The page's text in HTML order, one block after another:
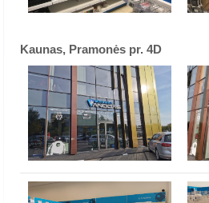
Kaunas, Pramonės pr. 4D